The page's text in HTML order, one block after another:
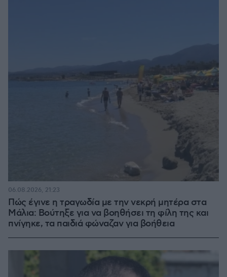
Πώς έγινε η τραγωδία με την νεκρή μητέρα στα
Μάλια: Βούτηξε για να βοηθήσει τη φίλη της και
πνίγηκε, τα παιδιά φώναζαν για βοήθεια
06.08.2026, 21:23